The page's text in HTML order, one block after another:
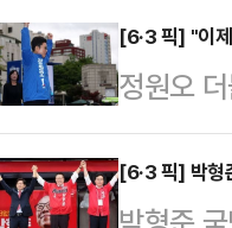
곳인데
에는 안
형을 합
일 대구
치를 보
크지 않
열했느
[6·3 픽] "이
정원오
시만 바
광장에
[6·3 픽] 박형